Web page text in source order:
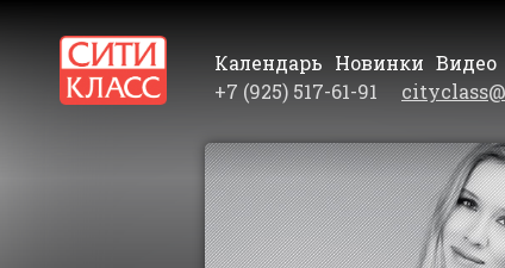
Календарь Новинки Видео
+7 (925) 517-61-91